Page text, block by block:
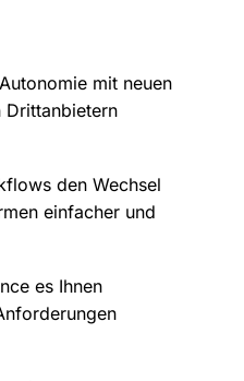
mit neuen
Drittanbietern
den Wechsel
einfacher und
es Ihnen